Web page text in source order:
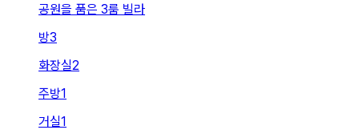
공원을 품은 3룸 빌라
방3
화장실2
주방1
거실1